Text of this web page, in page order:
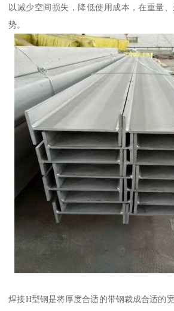
以减少空间损失，降低使用成本，在重量
势。
焊接H型钢是将厚度合适的带钢裁成合适的